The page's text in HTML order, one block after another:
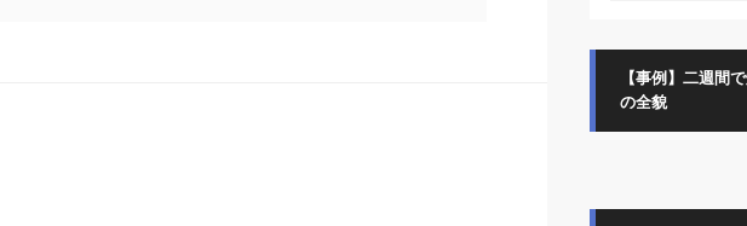
【事例】二週間
の全貌